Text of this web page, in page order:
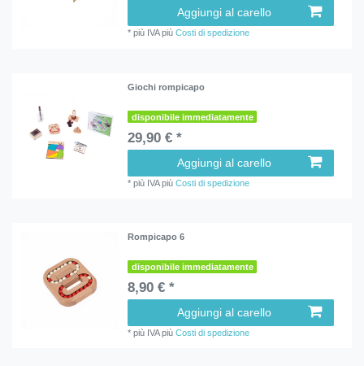
Aggiungi al carello
*più IVApiùCosti di spedizione
Giochi rompicapo
disponibile immediatamente
29,90 € *
Aggiungi al carello
*più IVApiùCosti di spedizione
Rompicapo 6
disponibile immediatamente
8,90 € *
Aggiungi al carello
*più IVApiùCosti di spedizione